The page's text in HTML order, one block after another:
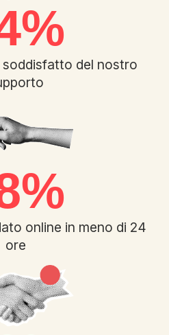
%
del nostro
%
online in meno di 24
ore